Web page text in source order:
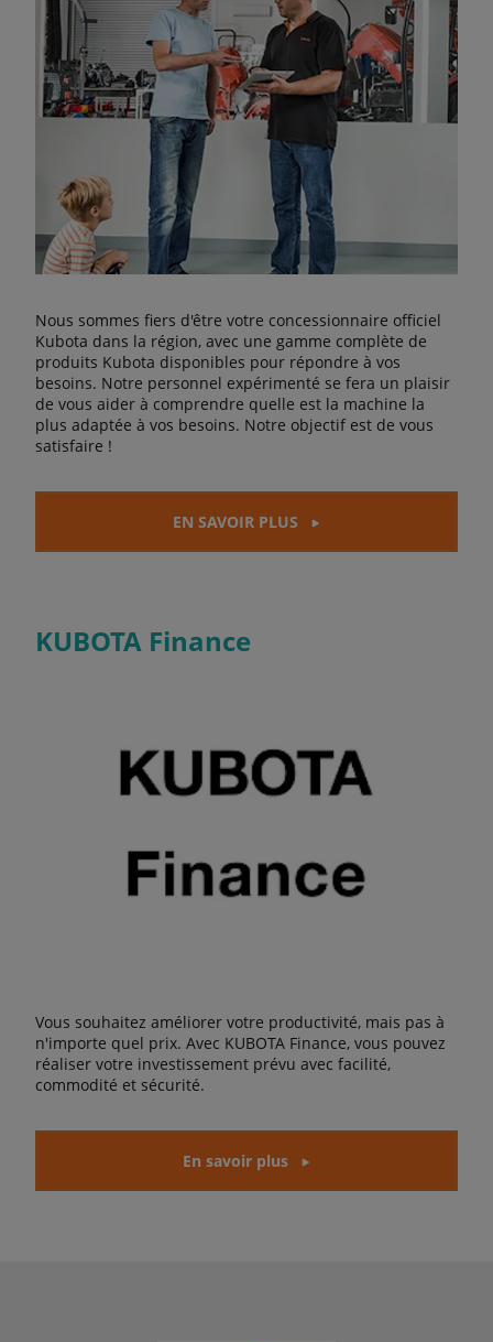
Nous sommes fiers d'être votre concessionnaire officiel
Kubota dans la région, avec une gamme complète de
produits Kubota disponibles pour répondre à vos
besoins. Notre personnel expérimenté se fera un plaisir
de vous aider à comprendre quelle est la machine la
plus adaptée à vos besoins. Notre objectif est de vous
satisfaire !
EN SAVOIR PLUS
KUBOTA Finance
Vous souhaitez améliorer votre productivité, mais pas à
n'importe quel prix. Avec KUBOTA Finance, vous pouvez
réaliser votre investissement prévu avec facilité,
commodité et sécurité.
En savoir plus